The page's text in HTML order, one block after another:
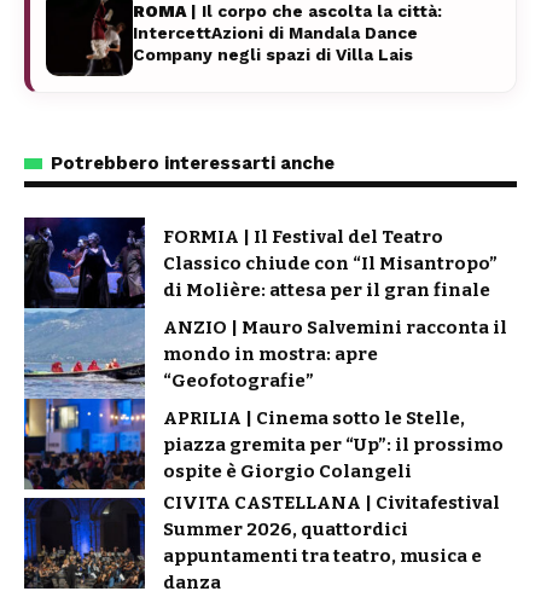
ROMA | Il corpo che ascolta la città:
IntercettAzioni di Mandala Dance
Company negli spazi di Villa Lais
Potrebbero interessarti anche
FORMIA | Il Festival del Teatro
Classico chiude con “Il Misantropo”
di Molière: attesa per il gran finale
ANZIO | Mauro Salvemini racconta il
mondo in mostra: apre
“Geofotografie”
APRILIA | Cinema sotto le Stelle,
piazza gremita per “Up”: il prossimo
ospite è Giorgio Colangeli
CIVITA CASTELLANA | Civitafestival
Summer 2026, quattordici
appuntamenti tra teatro, musica e
danza